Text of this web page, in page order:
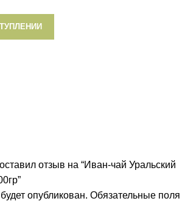
отзыв на “Иван-чай Уральский
опубликован. Обязательные поля